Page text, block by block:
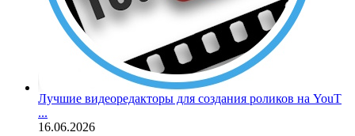
Лучшие видеоредакторы для создания роликов на YouT
...
16.06.2026